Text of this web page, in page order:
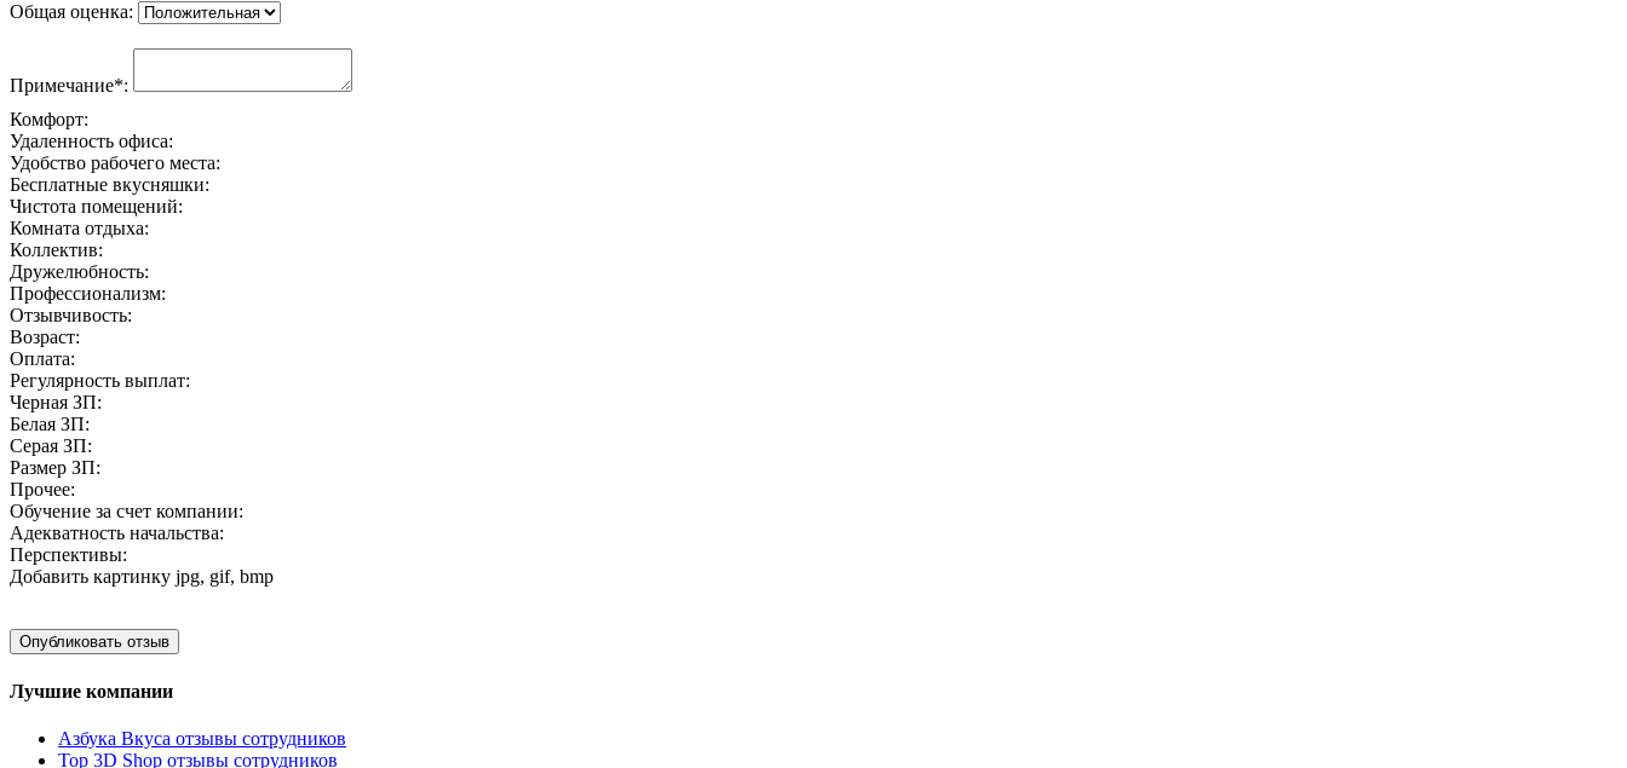
Общая оценка:
Примечание*:
Комфорт:
Удаленность офиса:
Удобство рабочего места:
Бесплатные вкусняшки:
Чистота помещений:
Комната отдыха:
Коллектив:
Дружелюбность:
Профессионализм:
Отзывчивость:
Возраст:
Оплата:
Регулярность выплат:
Черная ЗП:
Белая ЗП:
Серая ЗП:
Размер ЗП:
Прочее:
Обучение за счет компании:
Адекватность начальства:
Перспективы:
Добавить картинку jpg, gif, bmp
Лучшие компании
Азбука Вкуса отзывы сотрудников
Top 3D Shop отзывы сотрудников